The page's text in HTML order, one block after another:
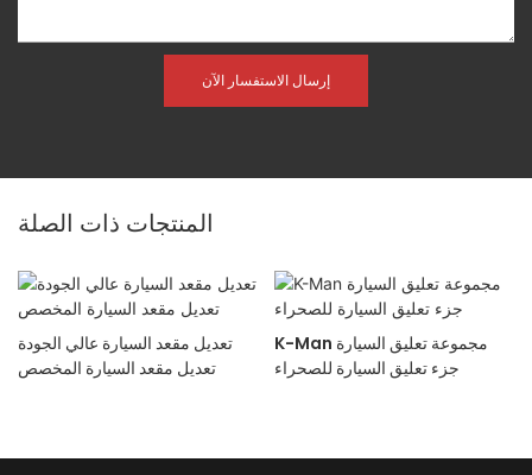
إرسال الاستفسار الآن
المنتجات ذات الصلة
تعديل مقعد السيارة عالي الجودة
تعديل مقعد السيارة المخصص
K-Man مجموعة تعليق السيارة
جزء تعليق السيارة للصحراء